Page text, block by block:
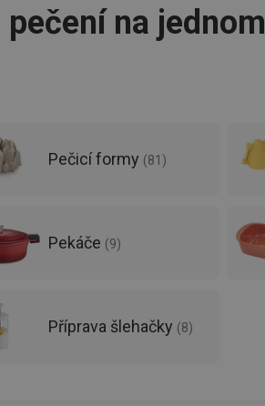
na jednom
Pečicí formy (81)
Pekáče (9)
Příprava šlehačky (8)